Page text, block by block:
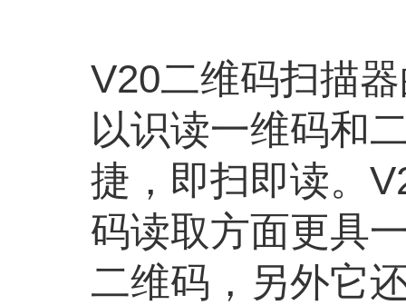
V20二维码扫描
以识读一维码和
捷，即扫即读。
码读取方面更具
二维码，另外它